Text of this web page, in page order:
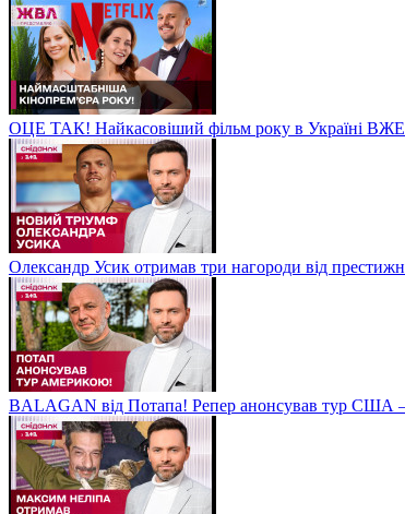
ОЦЕ ТАК! Найкасовіший фільм року в Україні
Олександр Усик отримав три нагороди від
BALAGAN від Потапа! Репер анонсував тур США